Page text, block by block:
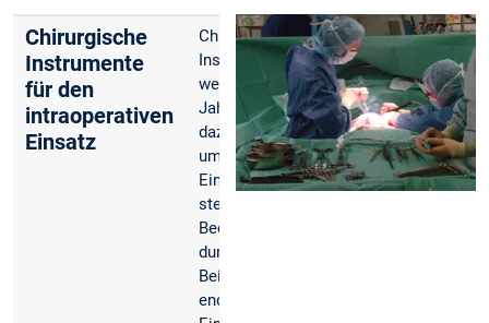
Chirurgische
Instrumente
für den
intraoperativen
Einsatz
Chirurgische
Instrumente
werden seit
Jahrhunderten
dazu verwendet
um chirurgische
Eingriffen unter
sterilen
Bedingungen
durchzuführen.
Bei
endoskopischen